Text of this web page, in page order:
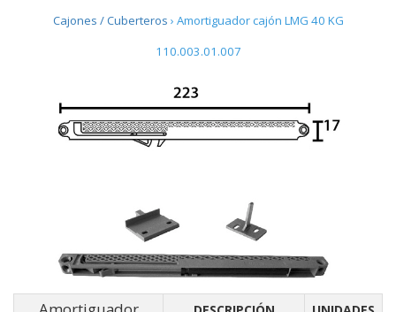
Cajones / Cuberteros › Amortiguador cajón LMG 40 KG
110.003.01.007